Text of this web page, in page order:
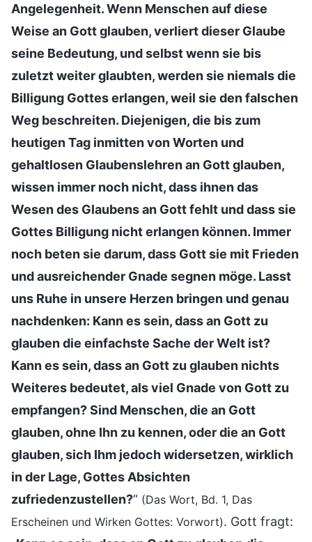
Angelegenheit. Wenn Menschen auf diese
Weise an Gott glauben, verliert dieser Glaube
seine Bedeutung, und selbst wenn sie bis
zuletzt weiter glaubten, werden sie niemals die
Billigung Gottes erlangen, weil sie den falschen
Weg beschreiten. Diejenigen, die bis zum
heutigen Tag inmitten von Worten und
gehaltlosen Glaubenslehren an Gott glauben,
wissen immer noch nicht, dass ihnen das
Wesen des Glaubens an Gott fehlt und dass sie
Gottes Billigung nicht erlangen können. Immer
noch beten sie darum, dass Gott sie mit Frieden
und ausreichender Gnade segnen möge. Lasst
uns Ruhe in unsere Herzen bringen und genau
nachdenken: Kann es sein, dass an Gott zu
glauben die einfachste Sache der Welt ist?
Kann es sein, dass an Gott zu glauben nichts
Weiteres bedeutet, als viel Gnade von Gott zu
empfangen? Sind Menschen, die an Gott
glauben, ohne Ihn zu kennen, oder die an Gott
glauben, sich Ihm jedoch widersetzen, wirklich
in der Lage, Gottes Absichten
zufriedenzustellen?“ (Das Wort, Bd. 1, Das
Erscheinen und Wirken Gottes: Vorwort). Gott fragt: